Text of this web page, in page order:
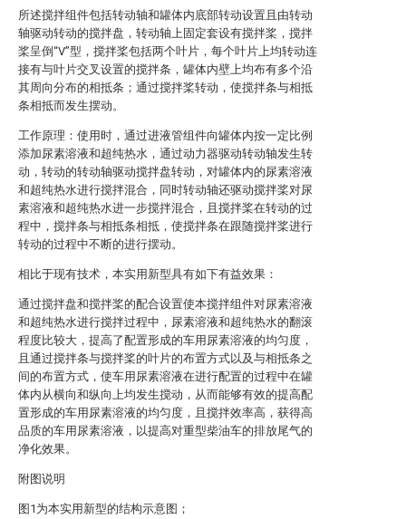
所述搅拌组件包括转动轴和罐体内底部转动设置且由转动
轴驱动转动的搅拌盘，转动轴上固定套设有搅拌桨，搅拌
桨呈倒“V”型，搅拌桨包括两个叶片，每个叶片上均转动连
接有与叶片交叉设置的搅拌条，罐体内壁上均布有多个沿
其周向分布的相抵条；通过搅拌桨转动，使搅拌条与相抵
条相抵而发生摆动。
工作原理：使用时，通过进液管组件向罐体内按一定比例
添加尿素溶液和超纯热水，通过动力器驱动转动轴发生转
动，转动的转动轴驱动搅拌盘转动，对罐体内的尿素溶液
和超纯热水进行搅拌混合，同时转动轴还驱动搅拌桨对尿
素溶液和超纯热水进一步搅拌混合，且搅拌桨在转动的过
程中，搅拌条与相抵条相抵，使搅拌条在跟随搅拌桨进行
转动的过程中不断的进行摆动。
相比于现有技术，本实用新型具有如下有益效果：
通过搅拌盘和搅拌桨的配合设置使本搅拌组件对尿素溶液
和超纯热水进行搅拌过程中，尿素溶液和超纯热水的翻滚
程度比较大，提高了配置形成的车用尿素溶液的均匀度，
且通过搅拌条与搅拌桨的叶片的布置方式以及与相抵条之
间的布置方式，使车用尿素溶液在进行配置的过程中在罐
体内从横向和纵向上均发生搅动，从而能够有效的提高配
置形成的车用尿素溶液的均匀度，且搅拌效率高，获得高
品质的车用尿素溶液，以提高对重型柴油车的排放尾气的
净化效果。
附图说明
图1为本实用新型的结构示意图；